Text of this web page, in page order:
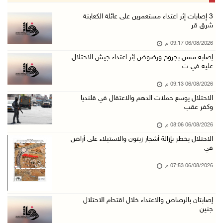
إصابتان بالرصاص والاعتداء خلال اقتحام الاحتلا ...
06/آب/2026 06:56 م
الاحتلال يسلم جثمان الشهيد علاء صبيح من قرية ...
06/آب/2026 06:38 م
دودين والتميمي يسلمان قرار تخصيص أرض لصالح مد ...
بيت لحم: حجاوي يتفقد بلدة نحالين ويطلع على اح ...
06/آب/2026 06:13 م
الاحتلال يغلق محيط دوار الزايد ويقتحم محال تج ...
"النقل والمواصلات" تطلق حملة لترخيص الجرارات ...
‏3 إصابات إثر اعتداء مستعمرين على عائلة الكعابنة
شرق قر
06/08/2026 09:17 م
إصابة مسن بجروح ورضوض إثر اعتداء جيش الاحتلال
عليه في ت
06/08/2026 09:13 م
الاحتلال يوسع حملات الدهم والاعتقال في قلنديا
وكفر عقب
06/08/2026 08:06 م
الاحتلال يخطر بإزالة أشجار زيتون والاستيلاء على أراض
في
06/08/2026 07:53 م
إصابتان بالرصاص والاعتداء خلال اقتحام الاحتلال
جنين